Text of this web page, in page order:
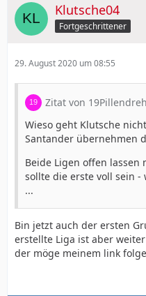
https://doodle.com/poll/
Klutsche04
Fortgeschrittener
29. August 2020 um 08:55
Zitat von
Wieso geht Klutsche
Santander übernehmen
Beide Ligen offen lassen
sollte die erste voll sein -
...
Bin jetzt auch der ersten
erstellte Liga ist aber
der möge meinem link